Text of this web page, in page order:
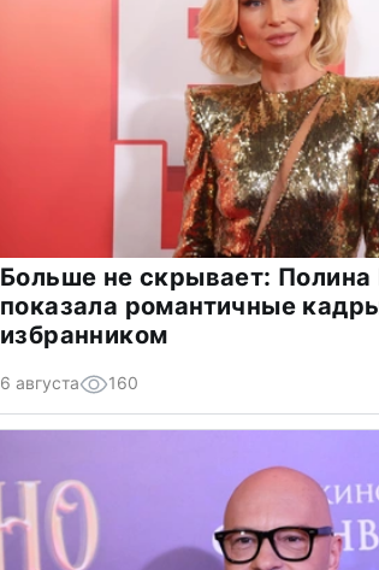
Больше не скрывает: Полина
показала романтичные
избранником
6 августа 160